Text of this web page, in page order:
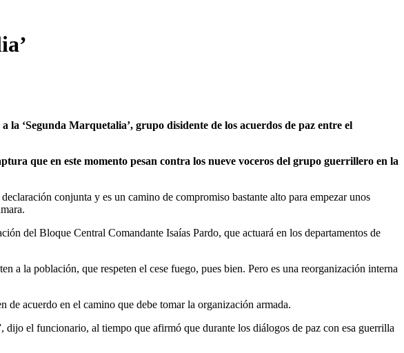
la ‘Segunda Marquetalia’, grupo disidente de los acuerdos de paz entre el
que en este momento pesan contra los nueve voceros del grupo guerrillero en la
conjunta y es un camino de compromiso bastante alto para empezar unos
del Bloque Central Comandante Isaías Pardo, que actuará en los departamentos de
a la población, que respeten el cese fuego, pues bien. Pero es una reorganización interna
acuerdo en el camino que debe tomar la organización armada.
el funcionario, al tiempo que afirmó que durante los diálogos de paz con esa guerrilla